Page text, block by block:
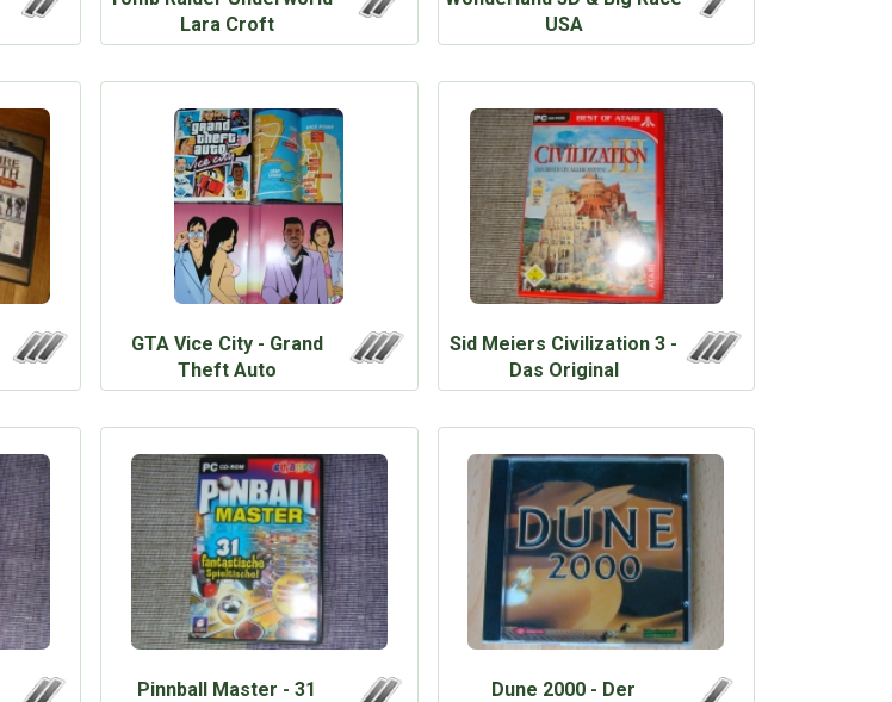
Lara Croft
USA
GTA Vice City - Grand
Theft Auto
Sid Meiers Civilization 3 -
Das Original
Pinnball Master - 31
Dune 2000 - Der